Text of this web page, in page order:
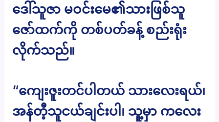
ဒေါ်သူဇာ မဝင်းမေ၏သားဖြစ်သူ
ဇော်ထက်ကို တစ်ပတ်ခန့် စည်းရုံး
လိုက်သည်။
“ကျေးဇူးတင်ပါတယ် သားလေးရယ်၊
အန်တီ့သူငယ်ချင်းပါ၊ သူ့မှာ ကလေး